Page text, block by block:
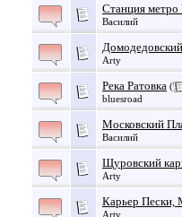
Станция метро
Василий
Arty
Река Ратовка (
bluesroad
Московский
Василий
Щуровский
Arty
Карьер Пески,
Arty